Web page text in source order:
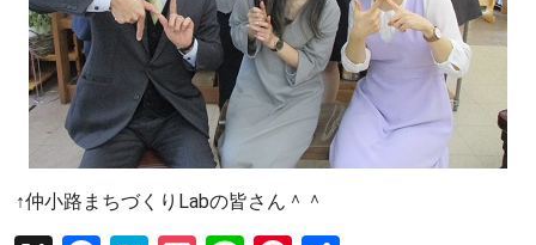
↑仲小路まちづくりLabの皆さん＾＾